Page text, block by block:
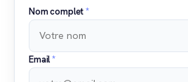
Nom complet*
Email*